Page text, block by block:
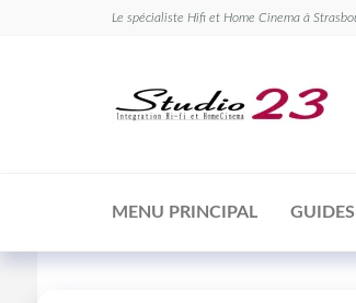
Le spécialiste Hifi et Home Cinema à
MENU PRINCIPAL GUIDES